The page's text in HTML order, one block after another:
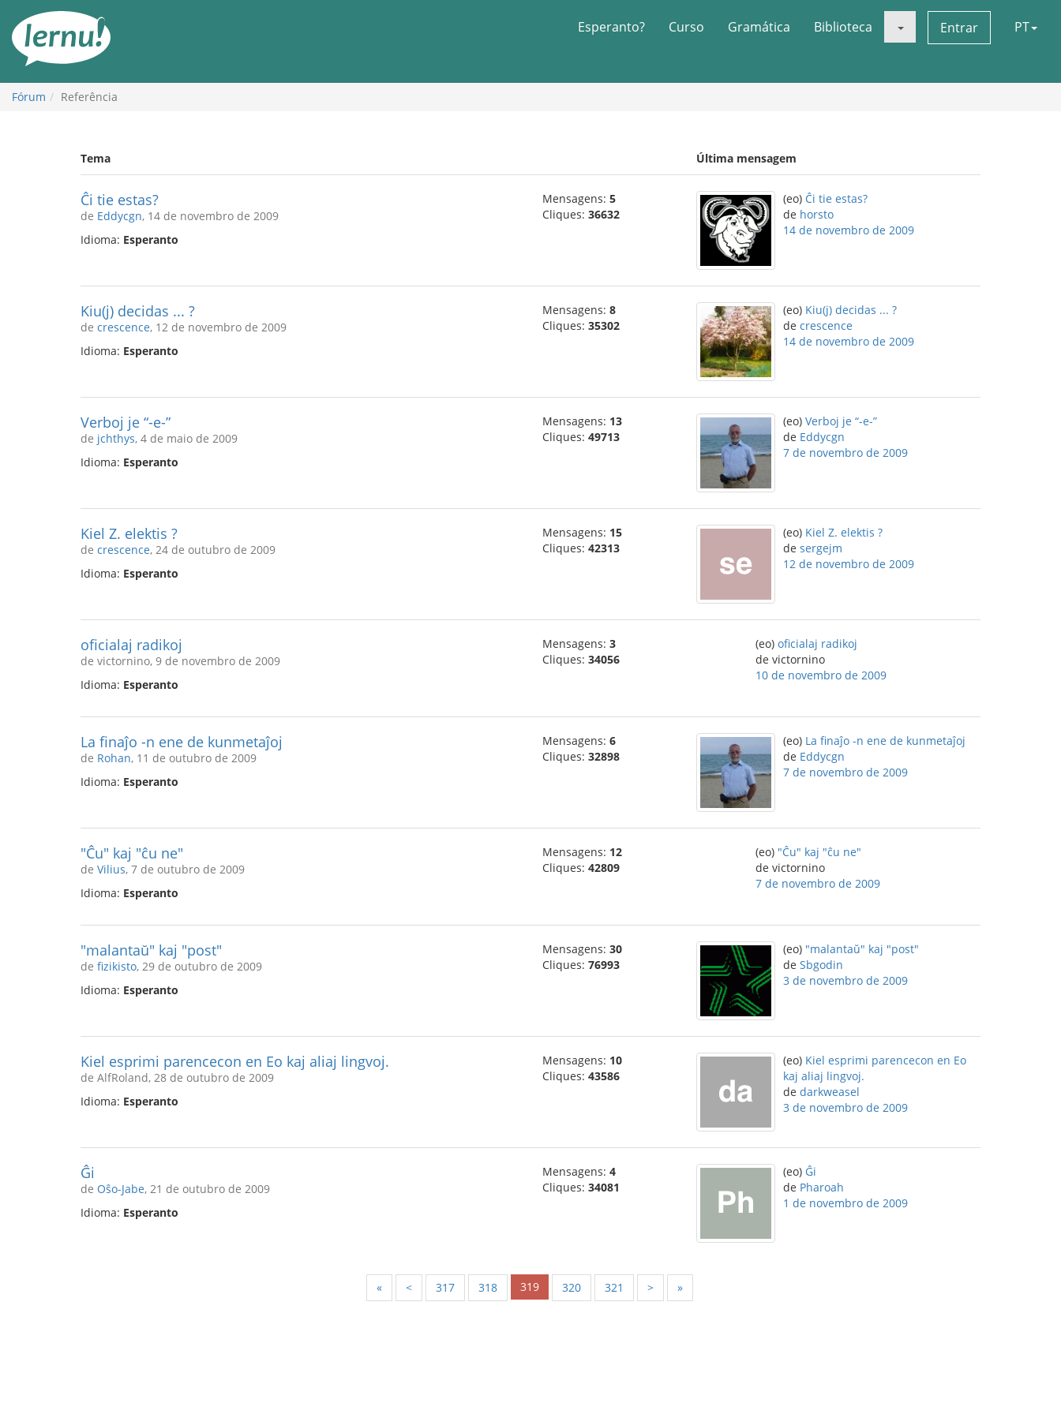
conteúdo
Esperanto? Curso Gramática Biblioteca Entrar PT
Fórum Referência
Tema Última mensagem
Ĉi tie estas?
de Eddycgn, 14 de novembro de 2009
Idioma: Esperanto
Mensagens: 5
Cliques: 36632
(eo) Ĉi tie estas?
de horsto
14 de novembro de 2009
Kiu(j) decidas ... ?
de crescence, 12 de novembro de 2009
Idioma: Esperanto
Mensagens: 8
Cliques: 35302
(eo) Kiu(j) decidas ... ?
de crescence
14 de novembro de 2009
Verboj je “-e-”
de jchthys, 4 de maio de 2009
Idioma: Esperanto
Mensagens: 13
Cliques: 49713
(eo) Verboj je “-e-”
de Eddycgn
7 de novembro de 2009
Kiel Z. elektis ?
de crescence, 24 de outubro de 2009
Idioma: Esperanto
Mensagens: 15
Cliques: 42313
(eo) Kiel Z. elektis ?
de sergejm
12 de novembro de 2009
oficialaj radikoj
de victornino, 9 de novembro de 2009
Idioma: Esperanto
Mensagens: 3
Cliques: 34056
(eo) oficialaj radikoj
de victornino
10 de novembro de 2009
La finaĵo -n ene de kunmetaĵoj
de Rohan, 11 de outubro de 2009
Idioma: Esperanto
Mensagens: 6
Cliques: 32898
(eo) La finaĵo -n ene de kunmetaĵoj
de Eddycgn
7 de novembro de 2009
"Ĉu" kaj "ĉu ne"
de Vilius, 7 de outubro de 2009
Idioma: Esperanto
Mensagens: 12
Cliques: 42809
(eo) "Ĉu" kaj "ĉu ne"
de victornino
7 de novembro de 2009
"malantaŭ" kaj "post"
de fizikisto, 29 de outubro de 2009
Idioma: Esperanto
Mensagens: 30
Cliques: 76993
(eo) "malantaŭ" kaj "post"
de Sbgodin
3 de novembro de 2009
Kiel esprimi parencecon en Eo kaj aliaj lingvoj.
de AlfRoland, 28 de outubro de 2009
Idioma: Esperanto
Mensagens: 10
Cliques: 43586
(eo) Kiel esprimi parencecon en Eo
kaj aliaj lingvoj.
de darkweasel
3 de novembro de 2009
Ĝi
de Oŝo-Jabe, 21 de outubro de 2009
Idioma: Esperanto
Mensagens: 4
Cliques: 34081
(eo) Ĝi
de Pharoah
1 de novembro de 2009
« < 317 318 319 320 321 > »